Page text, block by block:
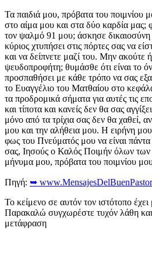
Τα παιδιά μου, πρόβατα του ποιμνίου
στο αίμα μου και στα δύο καρδία μας;
τον ψαλμό 91 μου; άσκησε δικαιοσύνη
κύριος χτυπήσει στις πόρτες σας να
και να δείπνετε μαζί του. Μην ακούτε
ψευδοπροφήτη; θυμάσθε ότι είναι το
προσπαθήσει με κάθε τρόπο να σας
το Ευαγγέλιο του Ματθαίου στο
τα προδρομικά σήματα για αυτές τις
και τίποτα και κανείς δεν θα σας
μόνο από τα τρίχια σας δεν θα χαθεί,
μου και την αλήθεια μου. Η ειρήνη μου
φως του Πνεύματός μου να είναι
σας, Ιησούς ο Καλός Ποιμήν όλων
μήνυμα μου, πρόβατα του ποιμνίου
Πηγή: ➥
Το κείμενο σε αυτόν τον ιστότοπο
Παρακαλώ συγχωρέστε τυχόν λάθη και
μετάφραση